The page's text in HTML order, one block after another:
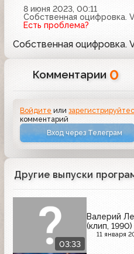
8 июня 2023, 00:11
Собственная оцифровка.
Есть проблема?
Собственная оцифровка.
Комментарии 0
Войдите или
комментарий
Вход через Телеграм
Другие выпуски
03:33
Валерий
(клип, 1990)
11 января